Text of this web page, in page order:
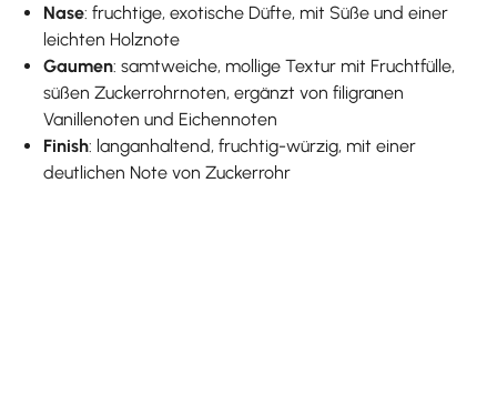
Nase: fruchtige, exotische Düfte, mit Süße und einer
leichten Holznote
Gaumen: samtweiche, mollige Textur mit Fruchtfülle,
süßen Zuckerrohrnoten, ergänzt von filigranen
Vanillenoten und Eichennoten
Finish: langanhaltend, fruchtig-würzig, mit einer
deutlichen Note von Zuckerrohr